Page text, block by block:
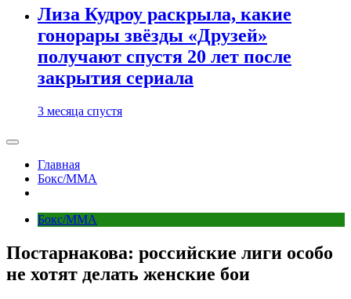
Лиза Кудроу раскрыла, какие
гонорары звёзды «Друзей»
получают спустя 20 лет после
закрытия сериала
3 месяца спустя
Главная
Бокс/MMA
Бокс/MMA
Постарнакова: российские лиги особо
не хотят делать женские бои